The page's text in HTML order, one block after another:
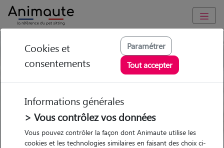
Trouvez votre gardien idéal !
Garde
chez le Pet Sitter
Garde
chez le Pet Sitter
Ville
Cookies et
consentements
Paramétrer
Tout accepter
Informations générales
> Vous contrôlez vos données
Vous pouvez contrôler la façon dont Animaute utilise les
cookies et les technologies similaires en faisant des choix ci-